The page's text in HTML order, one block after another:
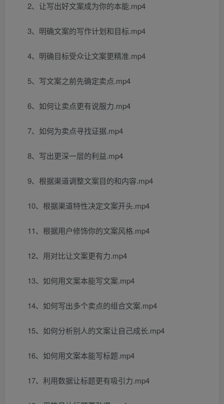
2、让写出好文案成为你的本能.mp4
3、明确文案的写作计划和目标.mp4
4、明确目标受众让文案更精准.mp4
5、写文案之前先确定卖点.mp4
6、如何让卖点更有说服力.mp4
7、如何为卖点寻找证据.mp4
8、写出更深一层的利益.mp4
9、根据渠道调整文案目的和内容.mp4
10、根据渠道特性决定文案开头.mp4
11、根据用户修饰你的文案风格.mp4
12、用对比让文案更有力.mp4
13、如何用文案本能写文案.mp4
14、如何写出多个卖点的组合文案.mp4
15、如何分析别人的文案让自己成长.mp4
16、如何用文案本能写标题.mp4
17、利用数据让标题更有吸引力.mp4